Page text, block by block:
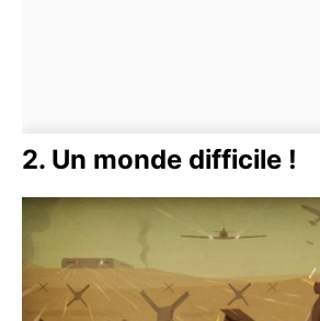
2. Un monde difficile !